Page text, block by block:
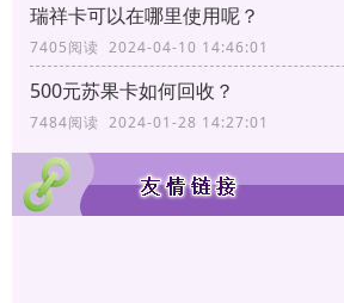
瑞祥卡可以在哪里使用呢？
7405阅读 2024-04-10 14:46:01
500元苏果卡如何回收？
7484阅读 2024-01-28 14:27:01